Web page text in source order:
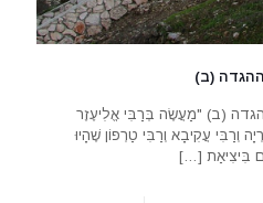
(ב)
(ב) "מַעֲשֶׂה בְּרַבִּי אֱלִיעֶזֶר
וְרַבִּי עֲקִיבָא וְרַבִּי טַרְפוֹן שֶׁהָיוּ
בִּיצִיאַת […]